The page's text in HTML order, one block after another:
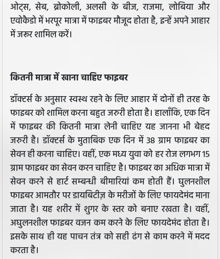
ओट्स, सेब, ब्रोकोली, अलसी के बीज, राजमा, लोबिया और
एवोकैडो में भरपूर मात्रा में फाइबर मौजूद होता है, इन्हें अपने आहार
में जरूर शामिल करें।
कितनी मात्रा में खाना चाहिए फाइबर
डॉक्टर्स के अनुसार स्वस्थ रहने के लिए आहार में दोनों ही तरह के
फाइबर को शामिल करना बहुत जरुरी होता है। हालाँकि, एक दिन
में फाइबर की कितनी मात्रा लेनी चाहिए यह जानना भी बेहद
जरुरी है। डॉक्टर्स के मुताबिक एक दिन में 38 ग्राम फाइबर का
सेवन ही करना चाहिए। वहीं, एक मध्य युवा को हर रोज लगभग 15
ग्राम फाइबर का सेवन करन चाहिए है। फाइबर का अधिक मात्रा में
सेवन करने से हार्ट सम्बन्धी बीमारियां कम होती हैं। घुलनशील
फाइबर आमतौर पर डायबिटीज़ के मरीजों के लिए फायदेमंद माना
जाता है। यह शरीर में शुगर के स्तर को बनाए रखता है। वहीं,
अघुलनशील फाइबर वजन कम करने के लिए फायदेमंद होता है।
इसके साथ ही यह पाचन तंत्र को सही ढंग से काम करने में मदद
करता है।